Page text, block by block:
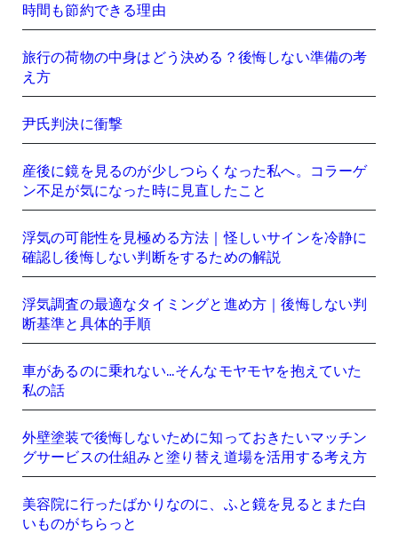
時間も節約できる理由
旅行の荷物の中身はどう決める？後悔しない準備の考
え方
尹氏判決に衝撃
産後に鏡を見るのが少しつらくなった私へ。コラーゲ
ン不足が気になった時に見直したこと
浮気の可能性を見極める方法｜怪しいサインを冷静に
確認し後悔しない判断をするための解説
浮気調査の最適なタイミングと進め方｜後悔しない判
断基準と具体的手順
車があるのに乗れない…そんなモヤモヤを抱えていた
私の話
外壁塗装で後悔しないために知っておきたいマッチン
グサービスの仕組みと塗り替え道場を活用する考え方
美容院に行ったばかりなのに、ふと鏡を見るとまた白
いものがちらっと